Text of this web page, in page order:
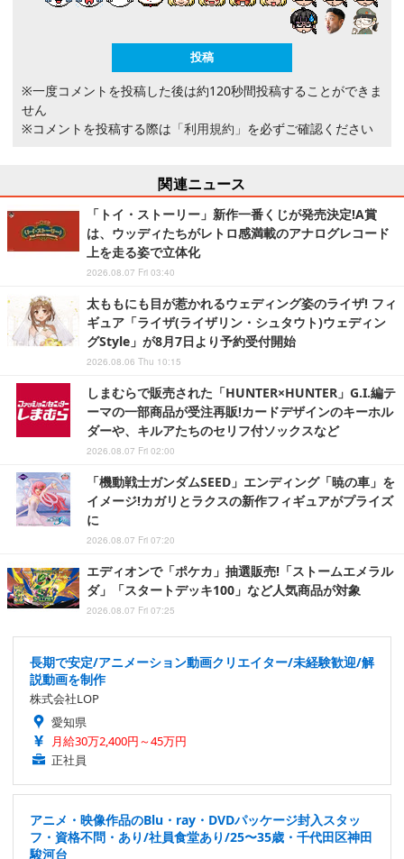
※一度コメントを投稿した後は約120秒間投稿することができま
せん
※コメントを投稿する際は 「利用規約」 を必ずご確認ください
関連ニュース
「トイ・ストーリー」新作一番くじが発売決定!A賞
は、ウッディたちがレトロ感満載のアナログレコード
上を走る姿で立体化
2026.08.07 Fri 03:40
太ももにも目が惹かれるウェディング姿のライザ! フィ
ギュア「ライザ(ライザリン・シュタウト)ウェディン
グStyle」が8月7日より予約受付開始
2026.08.06 Thu 10:15
しまむらで販売された「HUNTER×HUNTER」G.I.編テ
ーマの一部商品が受注再販!カードデザインのキーホル
ダーや、キルアたちのセリフ付ソックスなど
2026.08.07 Fri 02:00
「機動戦士ガンダムSEED」エンディング「暁の車」を
イメージ!カガリとラクスの新作フィギュアがプライズ
に
2026.08.07 Fri 07:20
エディオンで「ポケカ」抽選販売!「ストームエメラル
ダ」「スタートデッキ100」など人気商品が対象
2026.08.07 Fri 07:25
長期で安定/アニメーション動画クリエイター/未経験歓迎/解
説動画を制作
株式会社LOP
愛知県
月給30万2,400円～45万円
正社員
アニメ・映像作品のBlu・ray・DVDパッケージ封入スタッ
フ・資格不問・あり/社員食堂あり/25〜35歳・千代田区神田
駿河台